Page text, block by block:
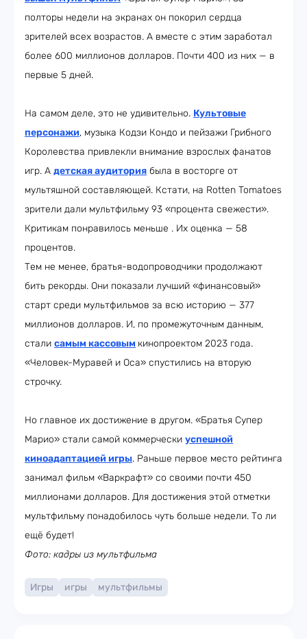
полторы недели на экранах он покорил сердца
зрителей всех возрастов. А вместе с этим заработал
более 600 миллионов долларов. Почти 400 из них — в
первые 5 дней.
На самом деле, это не удивительно. Культовые
персонажи, музыка Кодзи Кондо и пейзажи Грибного
Королевства привлекли внимание взрослых фанатов
игр. А детская аудитория была в восторге от
мультяшной составляющей. Кстати, на Rotten Tomatoes
зрители дали мультфильму 93 «процента свежести».
Критикам понравилось меньше . Их оценка — 58
процентов.
Тем не менее, братья-водопроводчики продолжают
бить рекорды. Они показали лучший «финансовый»
старт среди мультфильмов за всю историю — 377
миллионов долларов. И, по промежуточным данным,
стали самым кассовым кинопроектом 2023 года.
«Человек-Муравей и Оса» спустились на вторую
строчку.
Но главное их достижение в другом. «Братья Супер
Марио» стали самой коммерчески успешной
киноадаптацией игры. Раньше первое место рейтинга
занимал фильм «Варкрафт» со своими почти 450
миллионами долларов. Для достижения этой отметки
мультфильму понадобилось чуть больше недели. То ли
ещё будет!
Фото: кадры из мультфильма
Игры игры мультфильмы